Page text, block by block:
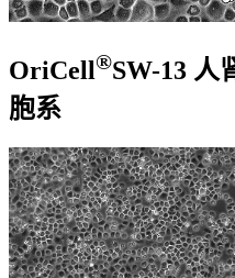
OriCell®SW-13 人
胞系